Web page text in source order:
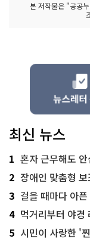
본 저작물은 "공공
최신 뉴스
1 혼자 근무해도
2 장애인 맞춤형 보
3 걸을 때마다 아픈 '
4 먹거리부터 야
5 시민이 사랑한 '찐